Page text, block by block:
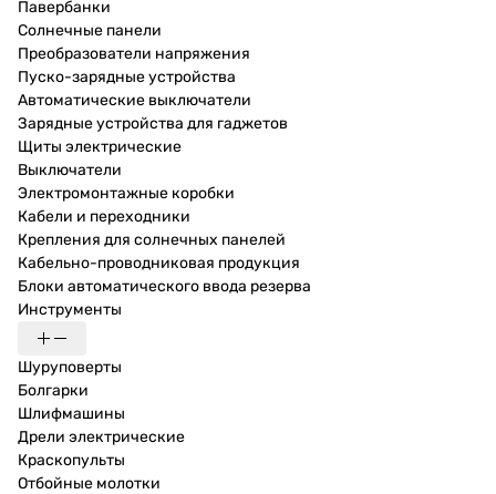
Павербанки
Солнечные панели
Преобразователи напряжения
Пуско-зарядные устройства
Автоматические выключатели
Зарядные устройства для гаджетов
Щиты электрические
Выключатели
Электромонтажные коробки
Кабели и переходники
Крепления для солнечных панелей
Кабельно-проводниковая продукция
Блоки автоматического ввода резерва
Инструменты
Шуруповерты
Болгарки
Шлифмашины
Дрели электрические
Краскопульты
Отбойные молотки